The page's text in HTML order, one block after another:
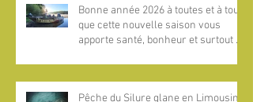
Bonne année 2026 à toutes et à tous,
que cette nouvelle saison vous
apporte santé, bonheur et surtout de
Pêche du Silure glane en Limousin :